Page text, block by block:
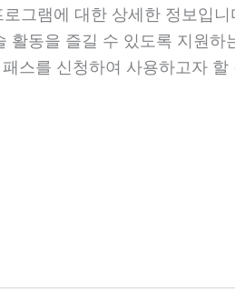
그램에 대한 상세한 정보입
동을 즐길 수 있도록 지원하
스를 신청하여 사용하고자